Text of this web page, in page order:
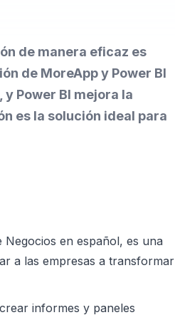
de manera eficaz es
de MoreApp y Power BI
Power BI mejora la
es la solución ideal para
en español, es una
a las empresas a transformar
informes y paneles